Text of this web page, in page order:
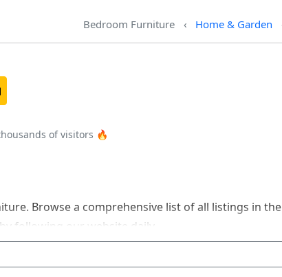
Home & Garden
Bedroom Furniture
of visitors 🔥
Browse a comprehensive list of all listings in the
following our website daily.